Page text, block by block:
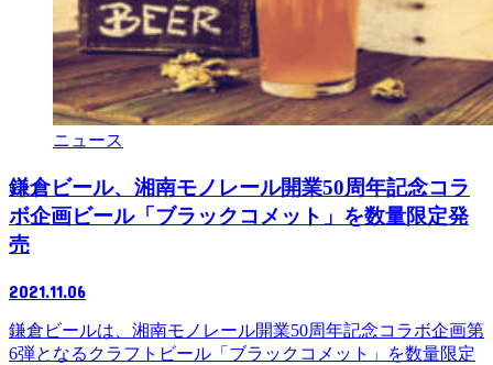
ニュース
鎌倉ビール、湘南モノレール開業50周年記念コラ
ボ企画ビール「ブラックコメット」を数量限定発
売
2021.11.06
鎌倉ビールは、湘南モノレール開業50周年記念コラボ企画第
6弾となるクラフトビール「ブラックコメット」を数量限定